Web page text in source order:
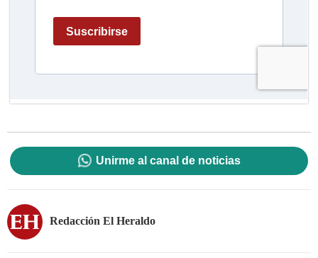
Unirme al canal de noticias
Redacción El Heraldo